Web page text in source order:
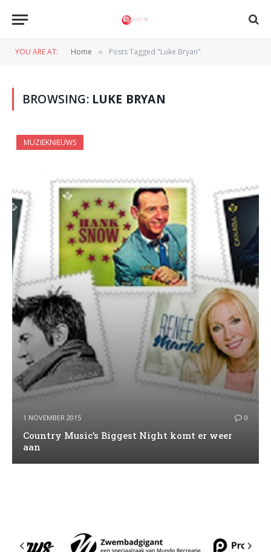
YOU ARE AT: Home » Posts Tagged "Luke Bryan"
BROWSING: LUKE BRYAN
MUZIEKNIEUWS
1 NOVEMBER 2015 0
Country Music’s Biggest Night komt er weer
aan